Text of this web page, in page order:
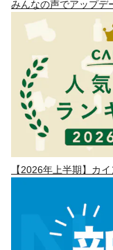
みんなの声でアップデ
【2026年上半期】カ